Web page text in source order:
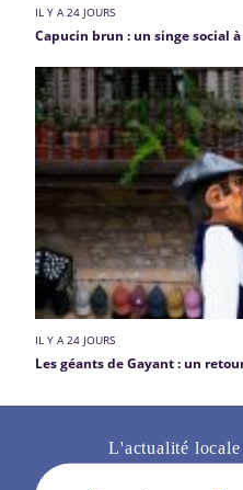
IL Y A 24 JOURS
Capucin brun : un singe social
IL Y A 24 JOURS
Les géants de Gayant : un
L'actualité